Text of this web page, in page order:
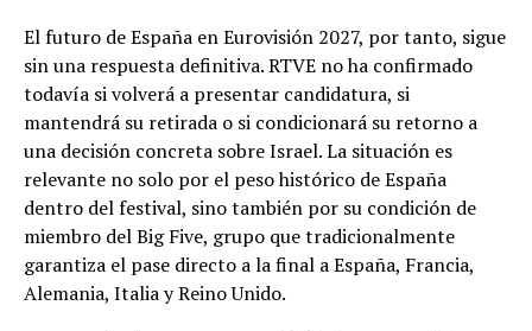
El futuro de España en Eurovisión 2027, por tanto, sigue
sin una respuesta definitiva. RTVE no ha confirmado
todavía si volverá a presentar candidatura, si
mantendrá su retirada o si condicionará su retorno a
una decisión concreta sobre Israel. La situación es
relevante no solo por el peso histórico de España
dentro del festival, sino también por su condición de
miembro del Big Five, grupo que tradicionalmente
garantiza el pase directo a la final a España, Francia,
Alemania, Italia y Reino Unido.